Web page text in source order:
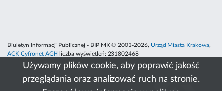
Używamy plików cookie, aby poprawić jakość
przeglądania oraz analizować ruch na stronie.
Biuletyn Informacji Publicznej - BIP MK © 2003-2026, Urząd Miasta Krakowa,
ACK Cyfronet AGH
liczba wyświetleń: 231802468